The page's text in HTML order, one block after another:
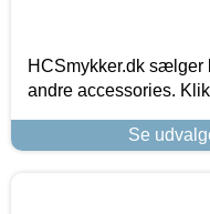
HCSmykker.dk sælger
andre accessories.
Se